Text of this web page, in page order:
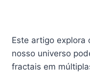
Este artigo explora
nosso universo
fractais em